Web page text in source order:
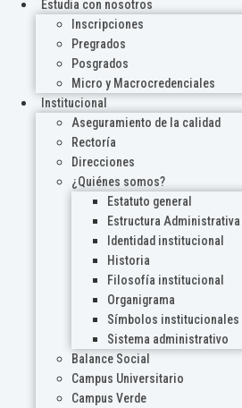
Estudia con nosotros
Inscripciones
Pregrados
Posgrados
Micro y Macrocredenciales
Institucional
Aseguramiento de la calidad
Rectoría
Direcciones
¿Quiénes somos?
Estatuto general
Estructura Administrativa
Identidad institucional
Historia
Filosofía institucional
Organigrama
Símbolos institucionales
Sistema administrativo
Balance Social
Campus Universitario
Campus Verde